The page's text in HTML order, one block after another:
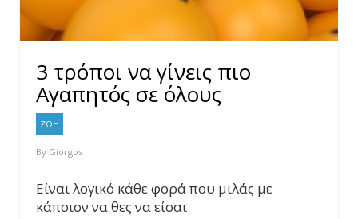
3 τρόποι να γίνεις πιο
Αγαπητός σε όλους
ΖΩΗ
By Giorgos
Είναι λογικό κάθε φορά που μιλάς με
κάποιον να θες να είσαι